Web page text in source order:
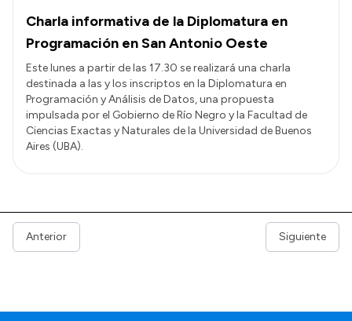
Charla informativa de la Diplomatura en
Programación en San Antonio Oeste
Este lunes a partir de las 17.30 se realizará una charla
destinada a las y los inscriptos en la Diplomatura en
Programación y Análisis de Datos, una propuesta
impulsada por el Gobierno de Río Negro y la Facultad de
Ciencias Exactas y Naturales de la Universidad de Buenos
Aires (UBA).
Anterior Siguiente